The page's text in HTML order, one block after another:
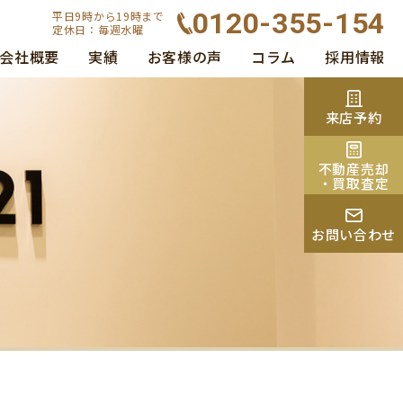
平日9時から19時まで
定休日：毎週水曜
0120-355-154
会社概要 実績 お客様の声 コラム 採用情報
来店予約
不動産売却
・買取査定
お問い合わせ